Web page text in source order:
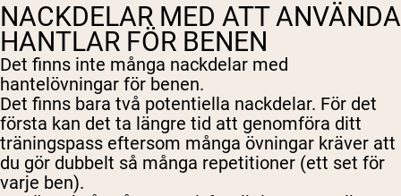
NACKDELAR MED ATT ANVÄNDA
HANTLAR FÖR BENEN
Det finns inte många nackdelar med
hantelövningar för benen.
Det finns bara två potentiella nackdelar. För det
första kan det ta längre tid att genomföra ditt
träningspass eftersom många övningar kräver att
du gör dubbelt så många repetitioner (ett set för
varje ben).